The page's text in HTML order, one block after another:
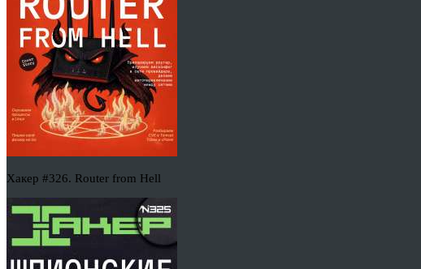
Хакер #326. Router from Hell